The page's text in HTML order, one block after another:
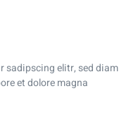
sadipscing elitr, sed diam
et dolore magna